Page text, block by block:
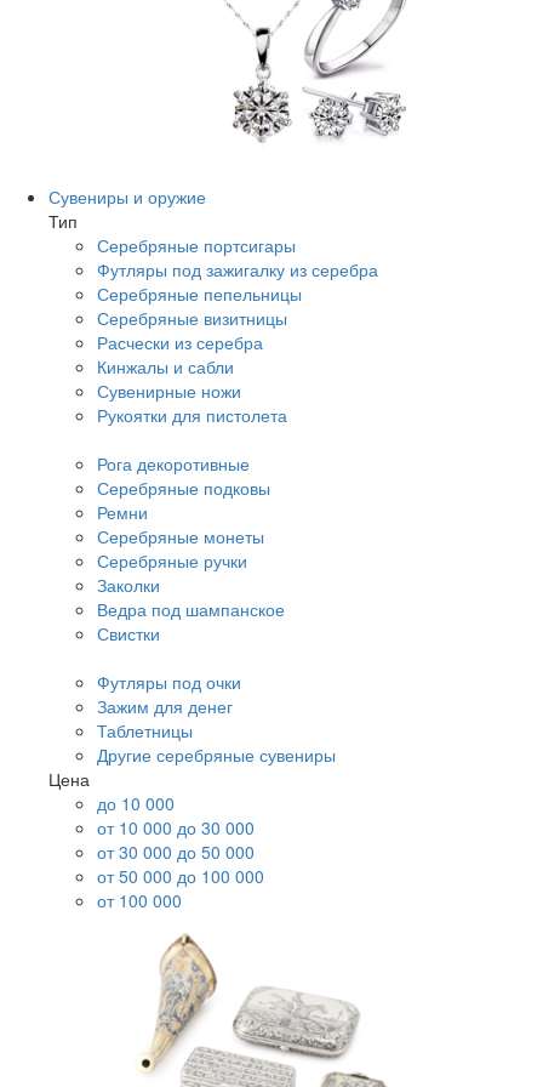
Сувениры и оружие
Тип
Серебряные портсигары
Футляры под зажигалку из серебра
Серебряные пепельницы
Серебряные визитницы
Расчески из серебра
Кинжалы и сабли
Сувенирные ножи
Рукоятки для пистолета
Рога декоротивные
Серебряные подковы
Ремни
Серебряные монеты
Серебряные ручки
Заколки
Ведра под шампанское
Свистки
Футляры под очки
Зажим для денег
Таблетницы
Другие серебряные сувениры
Цена
до 10 000
от 10 000 до 30 000
от 30 000 до 50 000
от 50 000 до 100 000
от 100 000